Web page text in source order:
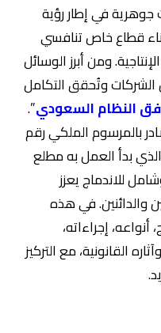
في إطار رؤية
إلى بناء قطاع خاص تنافسي
ومن أبرز الوسائل
الشركات وتُحقق التكامل
النظام السعودي”.
بالمرسوم الملكي رقم
1/12/1443هـ، والذي بدأ العمل به مطلع
وشامل للاندماج يعزز
والدائنين. في هذه
إجراءاته،
القانونية، مع التركيز